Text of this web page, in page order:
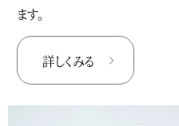
ます。
詳しくみる